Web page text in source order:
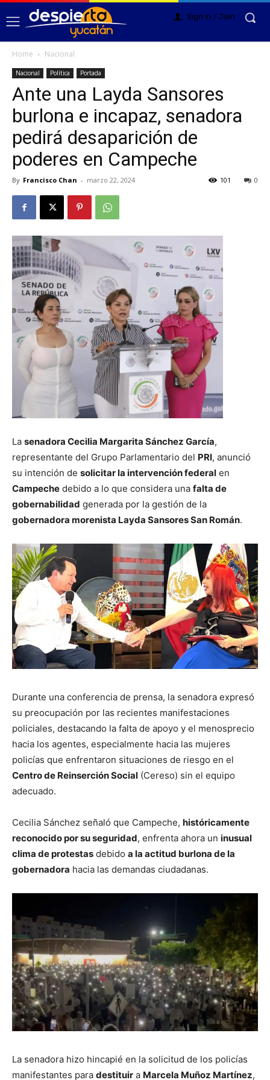
Sign in / Join
Home Nacional
Nacional Política Portada
Ante una Layda Sansores
burlona e incapaz, senadora
pedirá desaparición de
poderes en Campeche
By Francisco Chan - marzo 22, 2024 0
101
La senadora Cecilia Margarita Sánchez García,
representante del Grupo Parlamentario del PRI, anunció
su intención de solicitar la intervención federal en
Campeche debido a lo que considera una falta de
gobernabilidad generada por la gestión de la
gobernadora morenista Layda Sansores San Román.
Durante una conferencia de prensa, la senadora expresó
su preocupación por las recientes manifestaciones
policiales, destacando la falta de apoyo y el menosprecio
hacia los agentes, especialmente hacia las mujeres
policías que enfrentaron situaciones de riesgo en el
Centro de Reinserción Social (Cereso) sin el equipo
adecuado.
Cecilia Sánchez señaló que Campeche, históricamente
reconocido por su seguridad, enfrenta ahora un inusual
clima de protestas debido a la actitud burlona de la
gobernadora hacia las demandas ciudadanas.
La senadora hizo hincapié en la solicitud de los policías
manifestantes para destituir a Marcela Muñoz Martínez,